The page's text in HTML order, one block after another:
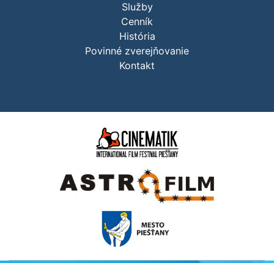
Služby
Cenník
História
Povinné zverejňovanie
Kontakt